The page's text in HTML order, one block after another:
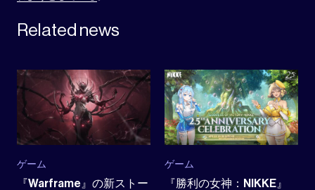
Related news
ゲーム
『Warframe』の新ストー
ゲーム
『勝利の女神：NIKKE』